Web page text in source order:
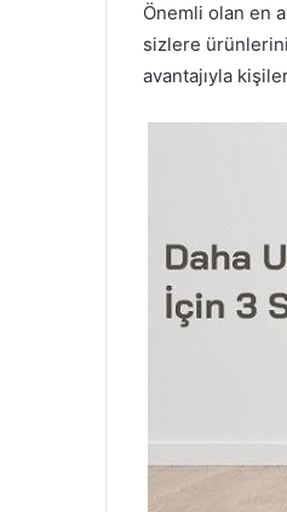
Önemli olan en
sizlere
avantajıyla